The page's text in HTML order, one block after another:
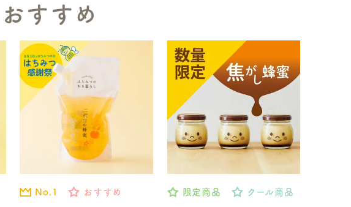
すすめ
No.1 おすすめ 限定商品 クール商品